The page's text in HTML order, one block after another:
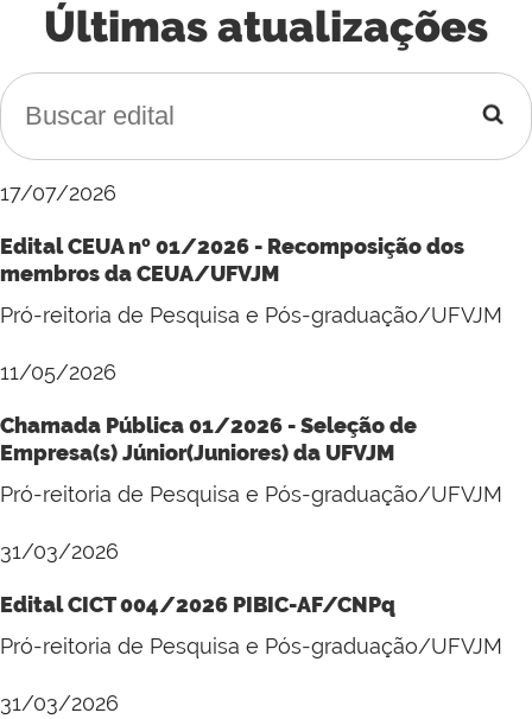
Últimas atualizações
17/07/2026
Edital CEUA nº 01/2026 - Recomposição dos
membros da CEUA/UFVJM
Pró-reitoria de Pesquisa e Pós-graduação/UFVJM
11/05/2026
Chamada Pública 01/2026 - Seleção de
Empresa(s) Júnior(Juniores) da UFVJM
Pró-reitoria de Pesquisa e Pós-graduação/UFVJM
31/03/2026
Edital CICT 004/2026 PIBIC-AF/CNPq
Pró-reitoria de Pesquisa e Pós-graduação/UFVJM
31/03/2026